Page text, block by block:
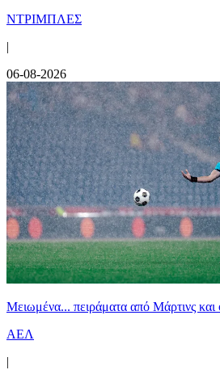
ΝΤΡΙΜΠΛΕΣ
|
06-08-2026
Μειωμένα... πειράματα από Μάρτινς και
ΑΕΛ
|